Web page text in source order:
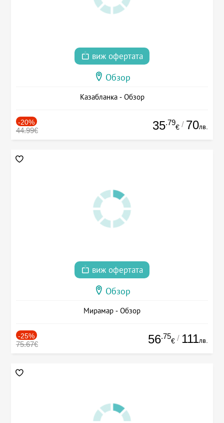
виж офертата
Обзор
Казабланка - Обзор
-20%
44.99€ 35.79
€ / 70лв.
виж офертата
Обзор
Мирамар - Обзор
-25%
75.67€ 56.75
€ / 111лв.